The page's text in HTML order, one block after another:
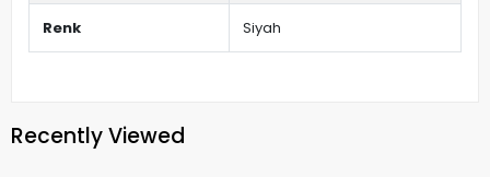
Renk Siyah
Recently Viewed